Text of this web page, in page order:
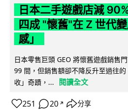
日本二手遊戲店減
四成 "懷舊"在 Z 世代
感」
日本零售巨頭 GEO 將懷舊遊戲銷售
99 間，但銷售額卻不降反升至過往
收」奇蹟，...
閱讀全文
251 20 ↗ 分享